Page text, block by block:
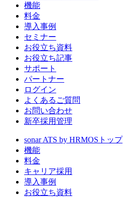
機能
料金
導入事例
セミナー
お役立ち資料
お役立ち記事
サポート
パートナー
ログイン
よくあるご質問
お問い合わせ
新卒採用管理
sonar ATS by HRMOS トップ
機能
料金
キャリア採用
導入事例
お役立ち資料